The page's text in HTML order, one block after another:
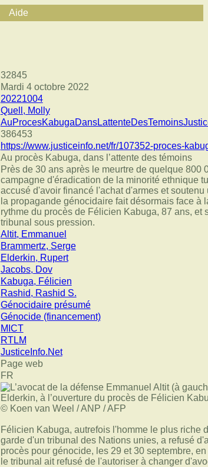
Aide
32845
Mardi 4 octobre 2022
20221004
Quell, Molly
386453
https://www.justiceinfo.net/fr/107352-proces-
Au procès Kabuga, dans l’attente des témoins
Près de 30 ans après le meurtre de quelque 800
campagne d'éradication de la minorité ethnique
accusé d'avoir financé l'achat d'armes et
la propagande génocidaire fait désormais face à
rythme du procès de Félicien Kabuga, 87 ans, et
tribunal sous pression.
Altit, Emmanuel
Brammertz, Serge
Elderkin, Rupert
Jacobs, Dov
Kabuga, Félicien
Rashid, Rashid S.
Génocidaire présumé
Génocide (financement)
MICT
RTLM
JusticeInfo.Net
Page web
FR
Félicien Kabuga, autrefois l'homme le plus riche
garde d'un tribunal des Nations unies, a refusé
procès pour génocide, les 29 et 30 septembre,
le tribunal ait refusé de l'autoriser à changer